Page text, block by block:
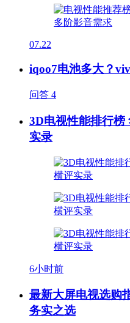
07.22
iqoo7电池多大？
问答 4
3D电视性能排行
实录
6小时前
最新大屏电视选购
务实之选